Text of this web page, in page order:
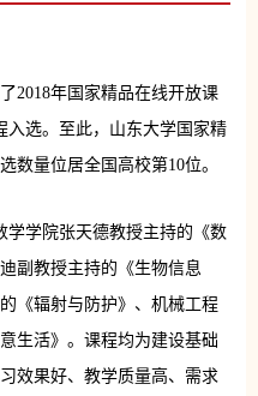
2018年国家精品在线开放课
入选。至此，山东大学国家精
数量位居全国高校第10位。
学学院张天德教授主持的《数
副教授主持的《生物信息
《辐射与防护》、机械工程
生活》。课程均为建设基础
效果好、教学质量高、需求